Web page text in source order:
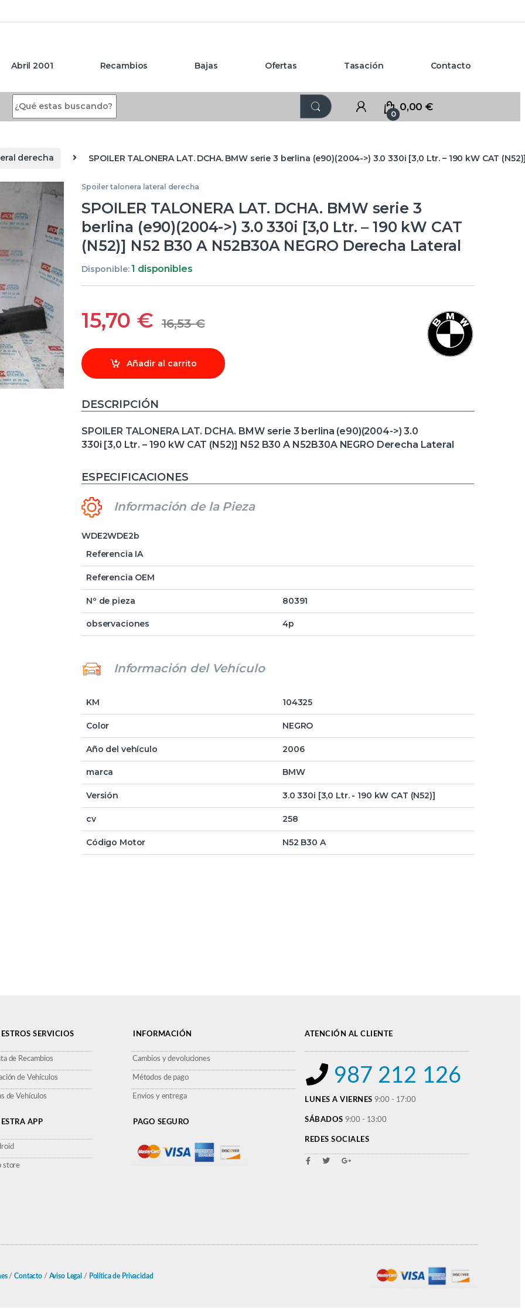
Abril 2001 Recambios Bajas Ofertas Tasación Contacto
0
0,00€
derecha SPOILER TALONERA LAT. DCHA. BMW serie 3 berlina (e90)(2004->) 3.0 330i [3,0 Ltr. – 190 kW CAT
🔍
Spoiler talonera lateral derecha
SPOILER TALONERA LAT. DCHA. BMW serie 3
berlina (e90)(2004->) 3.0 330i [3,0 Ltr. – 190 kW CAT
(N52)] N52 B30 A N52B30A NEGRO Derecha Lateral
Disponible:1 disponibles
15,70 € 16,53€
Añadir al carrito
DESCRIPCIÓN
SPOILER TALONERA LAT. DCHA. BMW serie 3 berlina (e90)(2004->) 3.0
330i [3,0 Ltr. – 190 kW CAT (N52)] N52 B30 A N52B30A NEGRO Derecha Lateral
ESPECIFICACIONES
Información de la Pieza
WDE2WDE2b
Referencia IA
Referencia OEM
Nº de pieza 80391
observaciones 4p
Información del Vehículo
KM 104325
Color NEGRO
Año del vehículo 2006
marca BMW
Versión 3.0 330i [3,0 Ltr. - 190 kW CAT (N52)]
cv 258
Código Motor N52 B30 A
SERVICIOS
de Recambios
de Vehículos
de Vehículos
APP
store
INFORMACIÓN
Cambios y devoluciones
Métodos de pago
Envíos y entrega
PAGO SEGURO
ATENCIÓN AL CLIENTE
987 212 126
LUNES A VIERNES 9:00 - 17:00
SÁBADOS 9:00 - 13:00
REDES SOCIALES
/ Contacto / Aviso Legal / Política de Privacidad